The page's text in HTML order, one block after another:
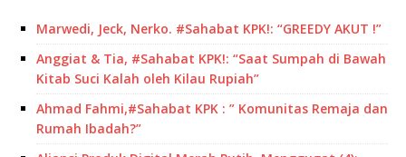
Marwedi, Jeck, Nerko. #Sahabat KPK!: “GREEDY AKUT !”
Anggiat & Tia, #Sahabat KPK!: “Saat Sumpah di Bawah
Kitab Suci Kalah oleh Kilau Rupiah”
Ahmad Fahmi,#Sahabat KPK : ” Komunitas Remaja dan
Rumah Ibadah?”